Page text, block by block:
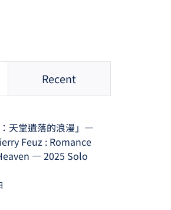
Recent
：天堂遺落的浪漫」—
Feuz : Romance
— 2025 Solo